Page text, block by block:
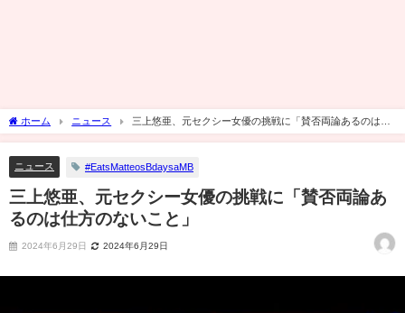
ホーム ニュース
三上悠亜、元セクシー女優の挑戦に「賛否両論あるのは仕
方のないこと」
ニュース #EatsMatteosBdaysaMB
三上悠亜、元セクシー女優の挑戦に「賛否両論あ
るのは仕方のないこと」
2024年6月29日 2024年6月29日